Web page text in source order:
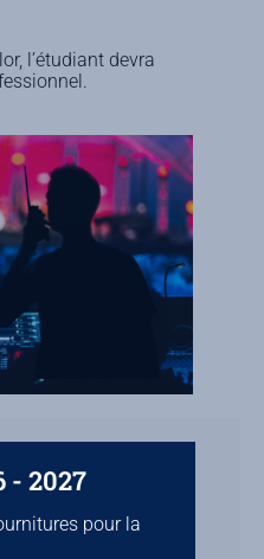
l’étudiant devra
- 2027
pour la